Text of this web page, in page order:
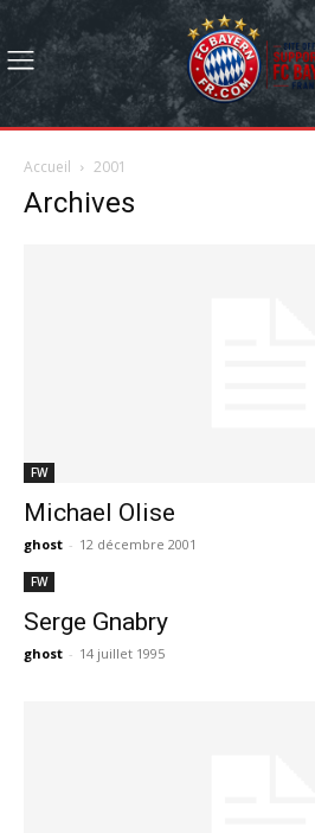
Accueil 2001
Archives
FW
Michael Olise
ghost - 12 décembre 2001
FW
Serge Gnabry
ghost - 14 juillet 1995